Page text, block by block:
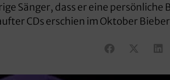
Sänger, dass er eine persönliche
CDs erschien im Oktober